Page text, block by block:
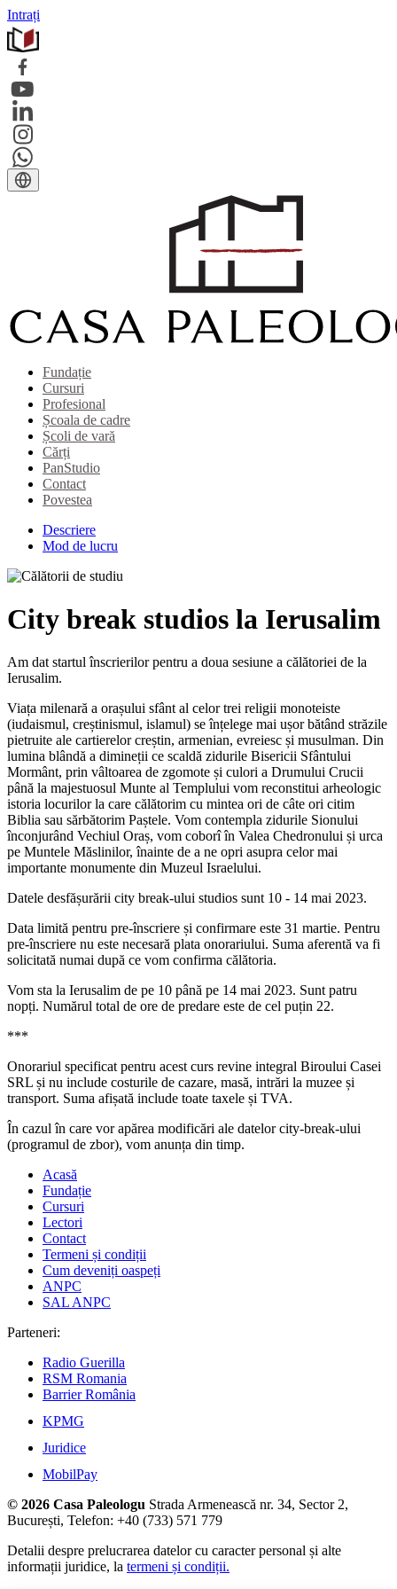
Intrați
Fundație
Cursuri
Profesional
Școala de cadre
Școli de vară
Cărți
PanStudio
Contact
Povestea
Descriere
Mod de lucru
City break studios la Ierusalim
Am dat startul înscrierilor pentru a doua sesiune a călătoriei de la
Ierusalim.
Viața milenară a orașului sfânt al celor trei religii monoteiste
(iudaismul, creștinismul, islamul) se înțelege mai ușor bătând străzile
pietruite ale cartierelor creștin, armenian, evreiesc și musulman. Din
lumina blândă a dimineții ce scaldă zidurile Bisericii Sfântului
Mormânt, prin vâltoarea de zgomote și culori a Drumului Crucii
până la majestuosul Munte al Templului vom reconstitui arheologic
istoria locurilor la care călătorim cu mintea ori de câte ori citim
Biblia sau sărbătorim Paștele. Vom contempla zidurile Sionului
înconjurând Vechiul Oraș, vom coborî în Valea Chedronului și urca
pe Muntele Măslinilor, înainte de a ne opri asupra celor mai
importante monumente din Muzeul Israelului.
Datele desfășurării city break-ului studios sunt 10 - 14 mai 2023.
Data limită pentru pre-înscriere și confirmare este 31 martie. Pentru
pre-înscriere nu este necesară plata onorariului. Suma aferentă va fi
solicitată numai după ce vom confirma călătoria.
Vom sta la Ierusalim de pe 10 până pe 14 mai 2023. Sunt patru
nopți. Numărul total de ore de predare este de cel puțin 22.
***
Onorariul specificat pentru acest curs revine integral Biroului Casei
SRL și nu include costurile de cazare, masă, intrări la muzee și
transport. Suma afișată include toate taxele și TVA.
În cazul în care vor apărea modificări ale datelor city-break-ului
(programul de zbor), vom anunța din timp.
Acasă
Fundație
Cursuri
Lectori
Contact
Termeni și condiții
Cum deveniți oaspeți
ANPC
SAL ANPC
Parteneri:
Radio Guerilla
RSM Romania
Barrier România
KPMG
Juridice
MobilPay
© 2026 Casa Paleologu Strada Armenească nr. 34, Sector 2,
București, Telefon: +40 (733) 571 779
Detalii despre prelucrarea datelor cu caracter personal și alte
informații juridice, la termeni și condiții.